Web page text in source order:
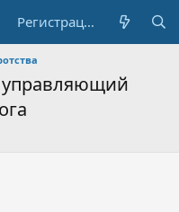
Регистрация